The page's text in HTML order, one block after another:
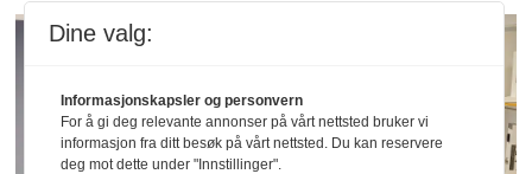
Dine valg:
Informasjonskapsler og personvern
For å gi deg relevante annonser på vårt nettsted bruker vi
informasjon fra ditt besøk på vårt nettsted. Du kan reservere
deg mot dette under "Innstillinger".